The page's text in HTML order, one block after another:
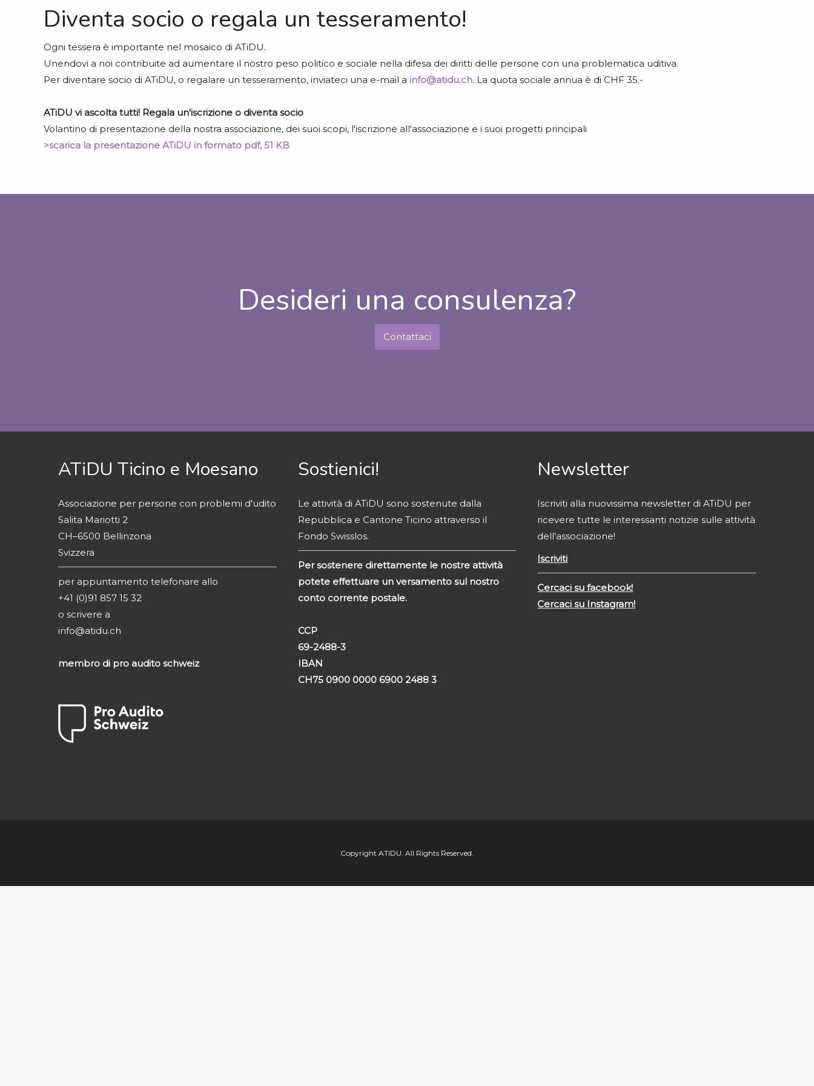
Diventa socio o regala un tesseramento!
Ogni tessera è importante nel mosaico di ATiDU.
Unendovi a noi contribuite ad aumentare il nostro peso politico e sociale nella difesa dei diritti delle persone con una problematica uditiva.
Per diventare socio di ATiDU, o regalare un tesseramento, inviateci una e-mail a info@atidu.ch. La quota sociale annua è di CHF 35.-
ATiDU vi ascolta tutti! Regala un'iscrizione o diventa socio
Volantino di presentazione della nostra associazione, dei suoi scopi, l'iscrizione all'associazione e i suoi progetti principali
>scarica la presentazione ATiDU in formato pdf, 51 KB
Desideri una consulenza?
Contattaci
ATiDU Ticino e Moesano
Associazione per persone con problemi d'udito
Salita Mariotti 2
CH–6500 Bellinzona
Svizzera
per appuntamento telefonare allo
+41 (0)91 857 15 32
o scrivere a
info@atidu.ch
membro di pro audito schweiz
Sostienici!
Le attività di ATiDU sono sostenute dalla
Repubblica e Cantone Ticino attraverso il
Fondo Swisslos.
Per sostenere direttamente le nostre attività
potete effettuare un versamento sul nostro
conto corrente postale.
CCP
69-2488-3
IBAN
CH75 0900 0000 6900 2488 3
Newsletter
Iscriviti alla nuovissima newsletter di ATiDU per
ricevere tutte le interessanti notizie sulle attività
dell'associazione!
Iscriviti
Cercaci su facebook!
Cercaci su Instagram!
Copyright ATIDU. All Rights Reserved.